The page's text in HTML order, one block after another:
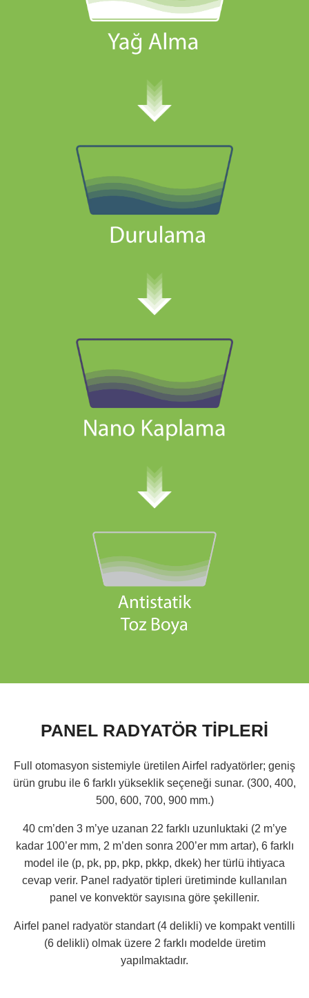
PANEL RADYATÖR TİPLERİ
Full otomasyon sistemiyle üretilen Airfel radyatörler; geniş
ürün grubu ile 6 farklı yükseklik seçeneği sunar. (300, 400,
500, 600, 700, 900 mm.)
40 cm’den 3 m’ye uzanan 22 farklı uzunluktaki (2 m’ye
kadar 100’er mm, 2 m’den sonra 200’er mm artar), 6 farklı
model ile (p, pk, pp, pkp, pkkp, dkek) her türlü ihtiyaca
cevap verir. Panel radyatör tipleri üretiminde kullanılan
panel ve konvektör sayısına göre şekillenir.
Airfel panel radyatör standart (4 delikli) ve kompakt ventilli
(6 delikli) olmak üzere 2 farklı modelde üretim
yapılmaktadır.